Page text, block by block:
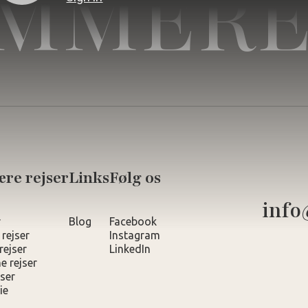
rejser
rejser
Links
Blog
Følg os
Facebook
Instagram
LinkedIn